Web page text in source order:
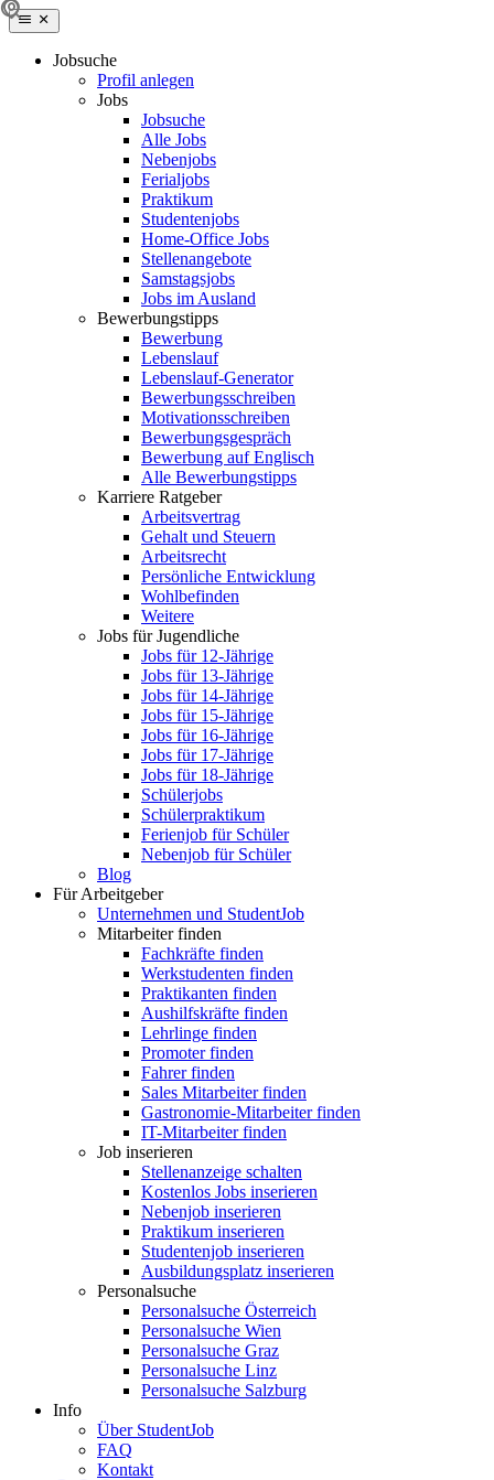
Jobsuche
Profil anlegen
Jobs
Jobsuche
Alle Jobs
Nebenjobs
Ferialjobs
Praktikum
Studentenjobs
Home-Office Jobs
Stellenangebote
Samstagsjobs
Jobs im Ausland
Bewerbungstipps
Bewerbung
Lebenslauf
Lebenslauf-Generator
Bewerbungsschreiben
Motivationsschreiben
Bewerbungsgespräch
Bewerbung auf Englisch
Alle Bewerbungstipps
Karriere Ratgeber
Arbeitsvertrag
Gehalt und Steuern
Arbeitsrecht
Persönliche Entwicklung
Wohlbefinden
Weitere
Jobs für Jugendliche
Jobs für 12-Jährige
Jobs für 13-Jährige
Jobs für 14-Jährige
Jobs für 15-Jährige
Jobs für 16-Jährige
Jobs für 17-Jährige
Jobs für 18-Jährige
Schülerjobs
Schülerpraktikum
Ferienjob für Schüler
Nebenjob für Schüler
Blog
Für Arbeitgeber
Unternehmen und StudentJob
Mitarbeiter finden
Fachkräfte finden
Werkstudenten finden
Praktikanten finden
Aushilfskräfte finden
Lehrlinge finden
Promoter finden
Fahrer finden
Sales Mitarbeiter finden
Gastronomie-Mitarbeiter finden
IT-Mitarbeiter finden
Job inserieren
Stellenanzeige schalten
Kostenlos Jobs inserieren
Nebenjob inserieren
Praktikum inserieren
Studentenjob inserieren
Ausbildungsplatz inserieren
Personalsuche
Personalsuche Österreich
Personalsuche Wien
Personalsuche Graz
Personalsuche Linz
Personalsuche Salzburg
Info
Über StudentJob
FAQ
Kontakt